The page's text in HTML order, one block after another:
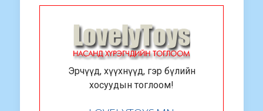
Эрчүүд, хүүхнүүд, гэр бүлийн
хосуудын тоглоом!